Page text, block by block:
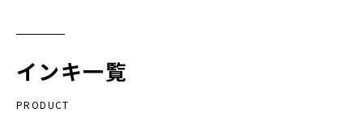
インキ一覧
PRODUCT